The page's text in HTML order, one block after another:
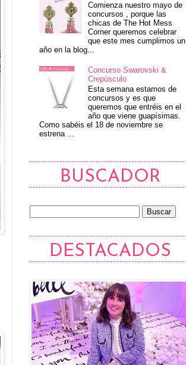
Comienza nuestro mayo de
concursos , porque las
chicas de The Hot Mess
Corner queremos celebrar
que este mes cumplimos un
año en la blog...
Concurso Swarovski &
Crepúsculo
Esta semana estamos de
concursos y es que
queremos que entréis en el
año que viene guapísimas.
Como sabéis el 18 de noviembre se
estrena ...
BUSCADOR
DESTACADOS